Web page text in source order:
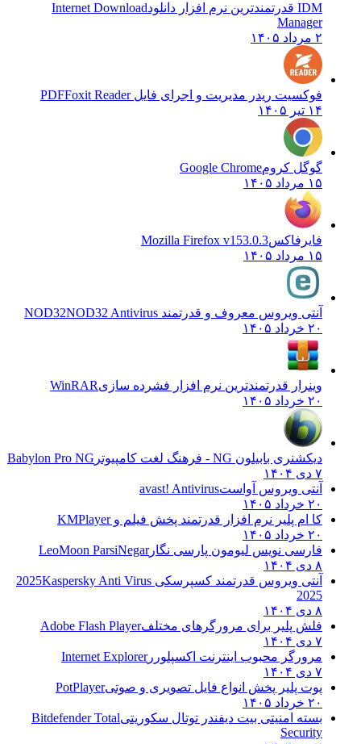
IDM قدرتمندترین نرم افزار دانلود
Internet Download
Manager
۲ مرداد ۱۴۰۵
فوکسیت ریدر مدیریت و اجرای فایل PDFFoxit Reader
۱۴ تیر ۱۴۰۵
گوگل کرومGoogle Chrome
۱۵ مرداد ۱۴۰۵
فایرفاکسMozilla Firefox v153.0.3
۱۵ مرداد ۱۴۰۵
آنتی ویروس معروف و قدرتمند NOD32 NOD32 Antivirus
۲۰ خرداد ۱۴۰۵
وینرار قدرتمندترین نرم افزار فشرده سازیWinRAR
۲۰ خرداد ۱۴۰۵
دیکشنری بابیلون NG - فرهنگ لغت کامپیوتر
Babylon Pro NG
۷ دی ۱۴۰۴
آنتی ویروس آواستavast! Antivirus
۲۰ خرداد ۱۴۰۵
کا ام پلیر نرم افزار قدرتمند پخش فیلم وKMPlayer
۲۰ خرداد ۱۴۰۵
فارسی نویس لیومون پارسی نگارLeoMoon ParsiNegar
۸ دی ۱۴۰۴
آنتی ویروس قدرتمند کسپرسکی 2025 Kaspersky Anti Virus
2025
۸ دی ۱۴۰۴
فلش پلیر برای مرورگرهای مختلفAdobe Flash Player
۷ دی ۱۴۰۴
مرورگر محبوب اینترنت اکسپلوررInternet Explorer
۷ دی ۱۴۰۴
پوت پلیر پخش انواع فایل تصویری و صوتیPotPlayer
۲۰ خرداد ۱۴۰۵
بسته امنیتی بیت دیفندر توتال سکوریتیBitdefender Total
Security